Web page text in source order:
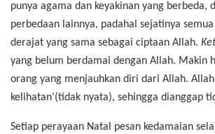
punya agama dan keyakinan yang berbeda,
perbedaan lainnya, padahal sejatinya
derajat yang sama sebagai ciptaan Allah.
yang belum berdamai dengan Allah. Makin
orang yang menjauhkan diri dari Allah.
kelihatan’(tidak nyata), sehingga dianggap
Setiap perayaan Natal pesan kedamaian